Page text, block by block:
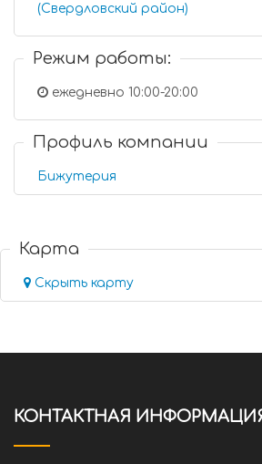
(Свердловский район)
Режим работы:
ежедневно 10:00-20:00
Профиль компании
Бижутерия
Карта
Скрыть карту
КОНТАКТНАЯ